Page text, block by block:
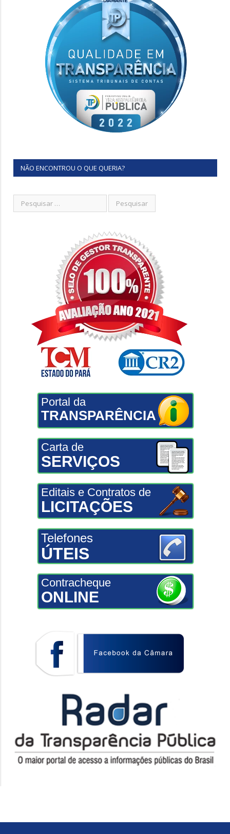
NÃO ENCONTROU O QUE QUERIA?
Portal da
TRANSPARÊNCIA
Carta de
SERVIÇOS
Editais e Contratos de
LICITAÇÕES
Telefones
ÚTEIS
Contracheque
ONLINE